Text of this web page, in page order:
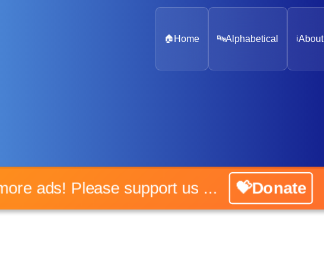
🏠 Home 🔤Alphabetical ℹ️About
more ads! Please support us ... 💝Donate